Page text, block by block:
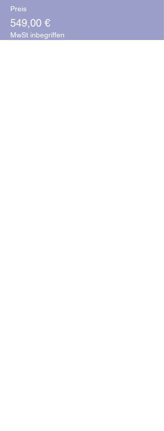
Preis
549,00 €
MwSt inbegriffen